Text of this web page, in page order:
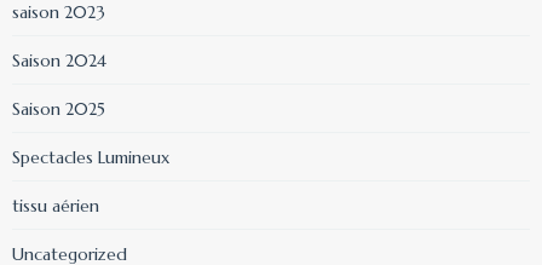
saison 2023
Saison 2024
Saison 2025
Spectacles Lumineux
tissu aérien
Uncategorized